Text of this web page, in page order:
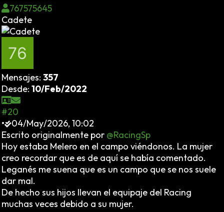
767575645
Cadete
Mensajes: 357
Desde: 10/Feb/2022
#20
•
04/May/2026, 10:02
Escrito originalmente por @RacingSp
Hoy estaba Melero en el campo viéndonos. La mujer
creo recordar que es de aquí se había comentado.
Leganés me suena que es un campo que se nos suele
dar mal.
De hecho sus hijos llevan el equipaje del Racing
muchas veces debido a su mujer.